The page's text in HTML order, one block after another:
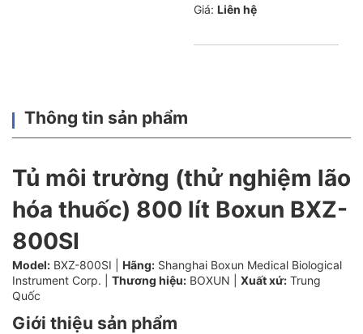
Giá: Liên hệ
Thông tin sản phẩm
Tủ môi trường (thử nghiệm lão
hóa thuốc) 800 lít Boxun BXZ-
800SI
Model: BXZ-800SI | Hãng: Shanghai Boxun Medical Biological
Instrument Corp. | Thương hiệu: BOXUN | Xuất xứ: Trung
Quốc
Giới thiệu sản phẩm